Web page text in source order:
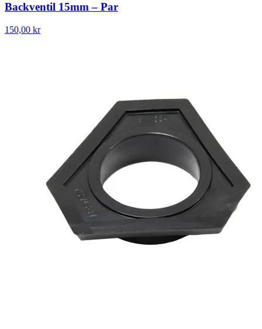
Backventil 15mm – Par
150,00 kr